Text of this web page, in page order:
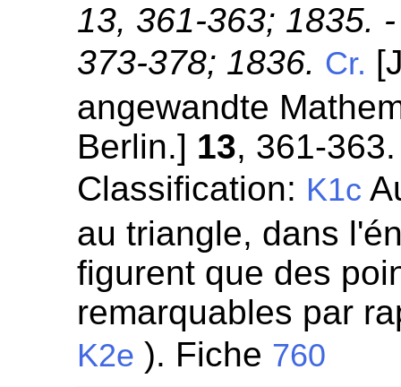
13, 361-363; 1835.
373-378; 1836. Cr.
angewandte
Berlin.] 13, 361-363.
Classification: K1c
au triangle, dans
figurent que des
remarquables par
K2e ). Fiche 760